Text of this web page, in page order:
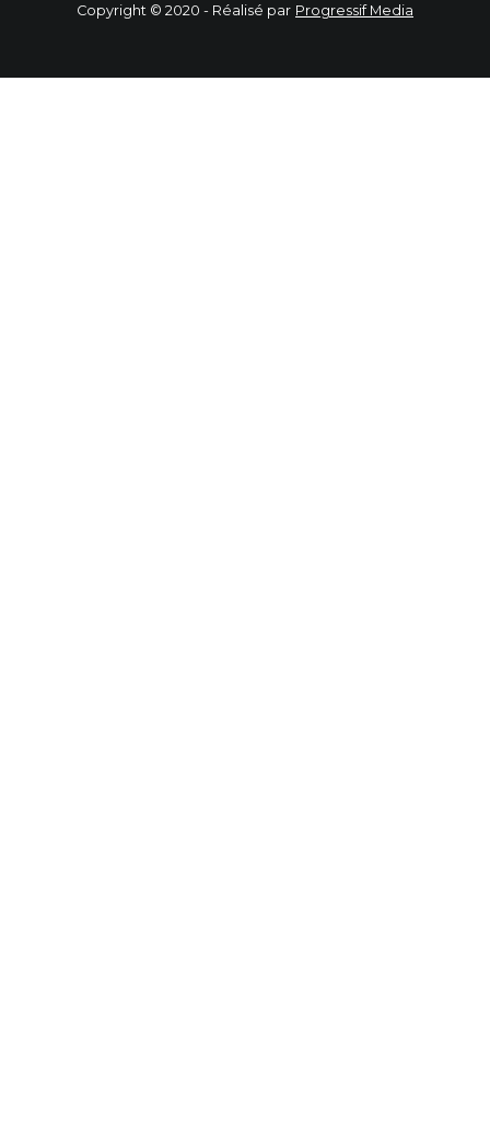
Copyright © 2020 - Réalisé par Progressif Media